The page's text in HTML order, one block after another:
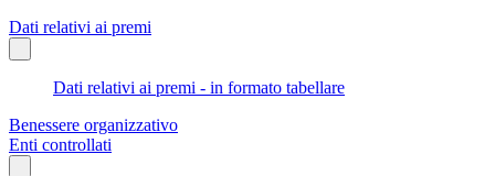
Dati relativi ai premi
Dati relativi ai premi - in formato tabellare
Benessere organizzativo
Enti controllati